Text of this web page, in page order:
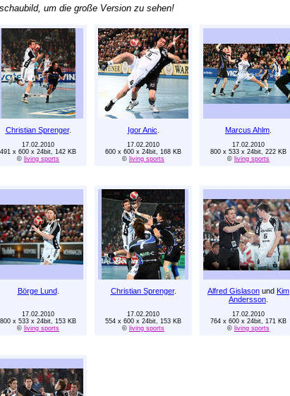
um die große Version zu sehen!
Christian Sprenger. Igor Anic Marcus Ahlm
17.02.2010
491 x 600 x 24bit, 142 KB
© living sports
17.02.2010
600 x 600 x 24bit, 168 KB
© living sports
17.02.2010
800 x 533 x 24bit, 222 KB
© living sports
Börge Lund Christian Sprenger. Alfred Gislason und Kim
Andersson
17.02.2010
800 x 533 x 24bit, 153 KB
© living sports
17.02.2010
554 x 600 x 24bit, 153 KB
© living sports
17.02.2010
764 x 600 x 24bit, 171 KB
© living sports